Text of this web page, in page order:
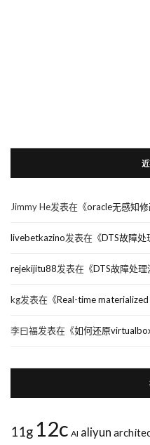
Jimmy He发表在《oracle无感知
livebetkazino发表在《DTS故障处
rejekijitu88发表在《DTS故障处理
kg发表在《Real-time
李曰福发表在《如何还原
11g 12c AI aliyun